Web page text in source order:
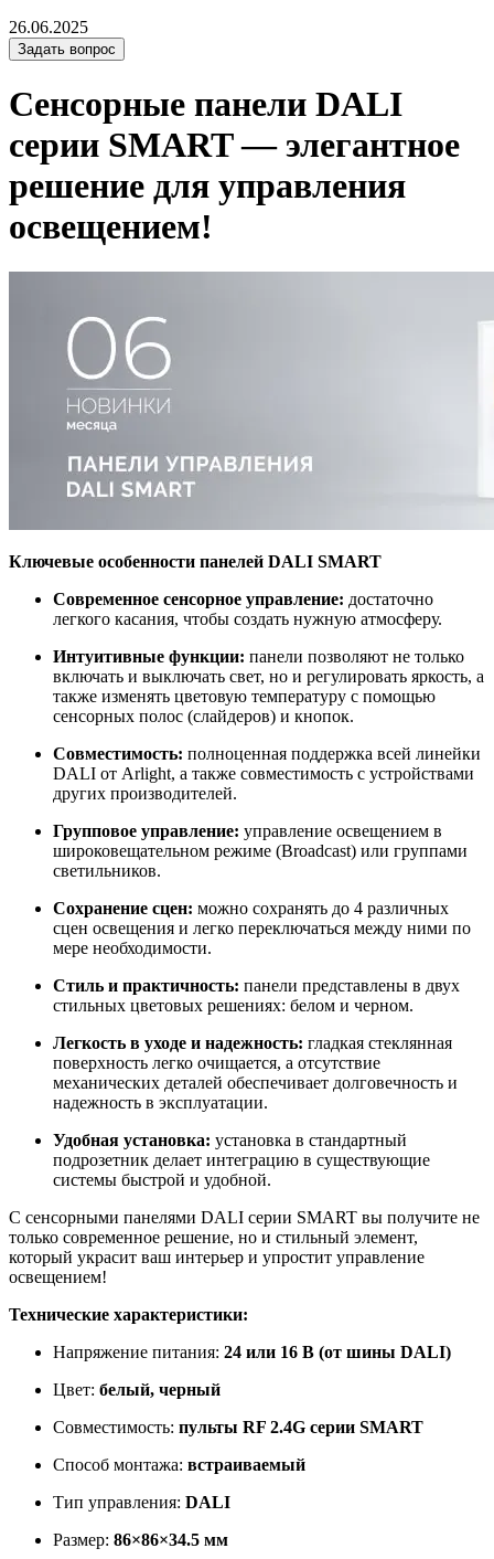
26.06.2025
Задать вопрос
Сенсорные панели DALI
серии SMART — элегантное
решение для управления
освещением!
Ключевые особенности панелей DALI SMART
Современное сенсорное управление: достаточно
легкого касания, чтобы создать нужную атмосферу.
Интуитивные функции: панели позволяют не только
включать и выключать свет, но и регулировать яркость, а
также изменять цветовую температуру с помощью
сенсорных полос (слайдеров) и кнопок.
Совместимость: полноценная поддержка всей линейки
DALI от Arlight, а также совместимость с устройствами
других производителей.
Групповое управление: управление освещением в
широковещательном режиме (Broadcast) или группами
светильников.
Сохранение сцен: можно сохранять до 4 различных
сцен освещения и легко переключаться между ними по
мере необходимости.
Стиль и практичность: панели представлены в двух
стильных цветовых решениях: белом и черном.
Легкость в уходе и надежность: гладкая стеклянная
поверхность легко очищается, а отсутствие
механических деталей обеспечивает долговечность и
надежность в эксплуатации.
Удобная установка: установка в стандартный
подрозетник делает интеграцию в существующие
системы быстрой и удобной.
С сенсорными панелями DALI серии SMART вы получите не
только современное решение, но и стильный элемент,
который украсит ваш интерьер и упростит управление
освещением!
Технические характеристики:
Напряжение питания: 24 или 16 В (от шины DALI)
Цвет: белый, черный
Совместимость: пульты RF 2.4G серии SMART
Способ монтажа: встраиваемый
Тип управления: DALI
Размер: 86×86×34.5 мм